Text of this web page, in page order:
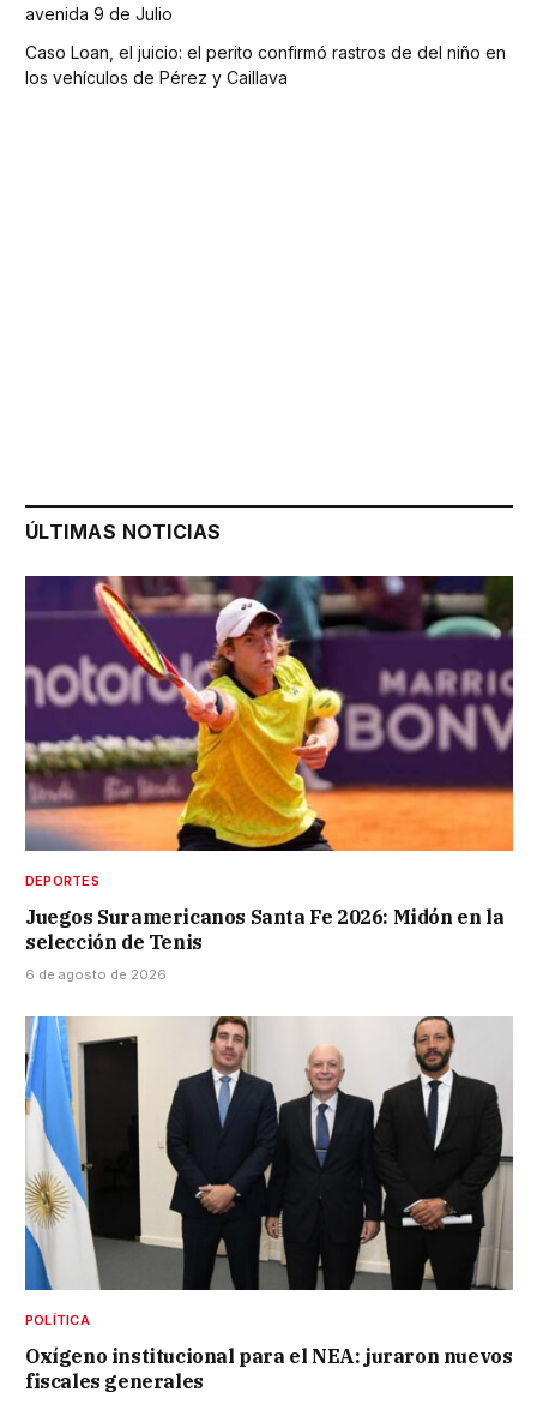
avenida 9 de Julio
Caso Loan, el juicio: el perito confirmó rastros de del niño en
los vehículos de Pérez y Caillava
ÚLTIMAS NOTICIAS
DEPORTES
Juegos Suramericanos Santa Fe 2026: Midón en la
selección de Tenis
6 de agosto de 2026
POLÍTICA
Oxígeno institucional para el NEA: juraron nuevos
fiscales generales